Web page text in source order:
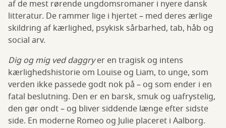
af de mest rørende ungdomsromaner i nyere dansk
litteratur. De rammer lige i hjertet – med deres ærlige
skildring af kærlighed, psykisk sårbarhed, tab, håb og
social arv.
Dig og mig ved daggryer en tragisk og intens
kærlighedshistorie om Louise og Liam, to unge, som
verden ikke passede godt nok på – og som ender i en
fatal beslutning. Den er en barsk, smuk og uafrystelig,
den gør ondt – og bliver siddende længe efter sidste
side. En moderne Romeo og Julie placeret i Aalborg.